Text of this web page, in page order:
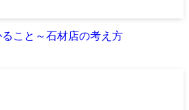
こと～石材店の考え方